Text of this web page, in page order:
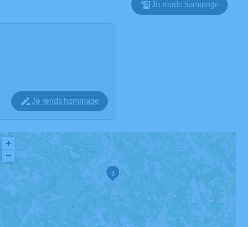
Je rends hommage
Je rends hommage
2
3
+
−